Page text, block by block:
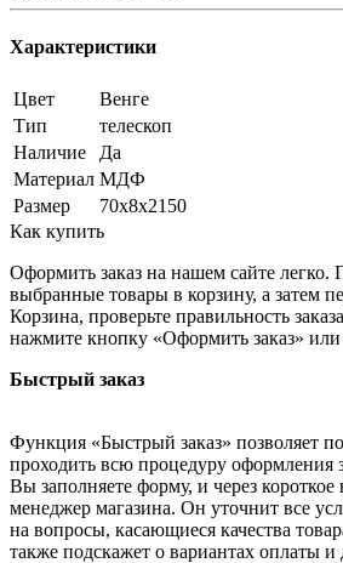
Характеристики
Цвет
Венге
Тип
телескоп
Наличие
Да
Материал МДФ
Размер
70х8х2150
Как купить
Оформить заказ на нашем сайте легко.
выбранные товары в корзину, а затем
Корзина, проверьте правильность
нажмите кнопку «Оформить заказ»
Быстрый заказ
Функция «Быстрый заказ» позволяет
проходить всю процедуру оформления
Вы заполняете форму, и через
менеджер магазина. Он уточнит все
на вопросы, касающиеся качества
также подскажет о вариантах оплаты и